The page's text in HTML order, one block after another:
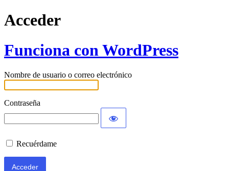
Acceder
Funciona con WordPress
Nombre de usuario o correo electrónico
Contraseña
Recuérdame